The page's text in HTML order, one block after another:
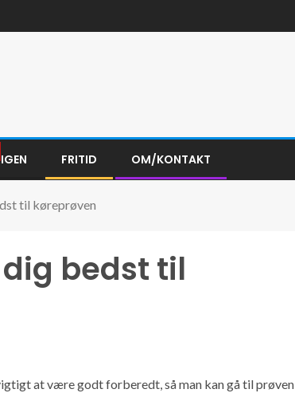
FRITID OM/KONTAKT
til køreprøven
bedst til
at være godt forberedt, så man kan gå til prøven